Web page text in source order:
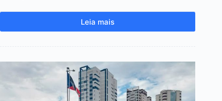
Leia mais